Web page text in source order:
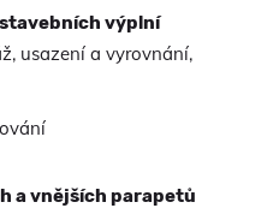
výplní
usazení a vyrovnání,
a vnějších parapetů